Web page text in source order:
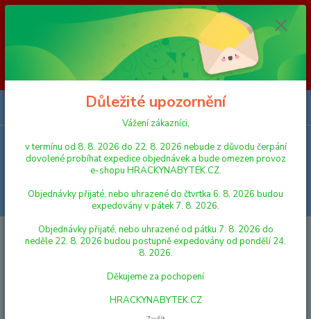
Vážení zákazníci, v termínu od 8. 8. 2026 do 23. 8. 2026 nebude z
důvodu čerpání dovolené probíhat expedice objednávek a bude omezen
provoz e-shopu HRACKYNABYTEK.CZ. Objednávky přijaté, nebo
uhrazené do čtvrtka 6. 8. 2026 budou expedovány v pátek 7. 8. 2026.
Objednávky přijaté, nebo uhrazené od pátku 7. 8. 2026 do neděle 23. 8.
2026 budou postupně expedovány od pondělí 24. 8. 2026. Děkujeme za
pochopení HRACKYNABYTEK.CZ
Menu
Hledat
DEKORACE DO DĚTSKÝCH POKOJŮ
Ručně malovaný dřevěný
obrázek 25 x 33 cm motýl
Ručně malovaný dřevěný obrázek
25 x 33 cm motýl
Důležité upozornění
Vážení zákazníci,
v termínu od 8. 8. 2026 do 22. 8. 2026 nebude z důvodu čerpání
dovolené probíhat expedice objednávek a bude omezen provoz
e-shopu HRACKYNABYTEK.CZ.
Objednávky přijaté, nebo uhrazené do čtvrtka 6. 8. 2026 budou
expedovány v pátek 7. 8. 2026.
Objednávky přijaté, nebo uhrazené od pátku 7. 8. 2026 do
neděle 22. 8. 2026 budou postupně expedovány od pondělí 24.
8. 2026.
Děkujeme za pochopení
HRACKYNABYTEK.CZ